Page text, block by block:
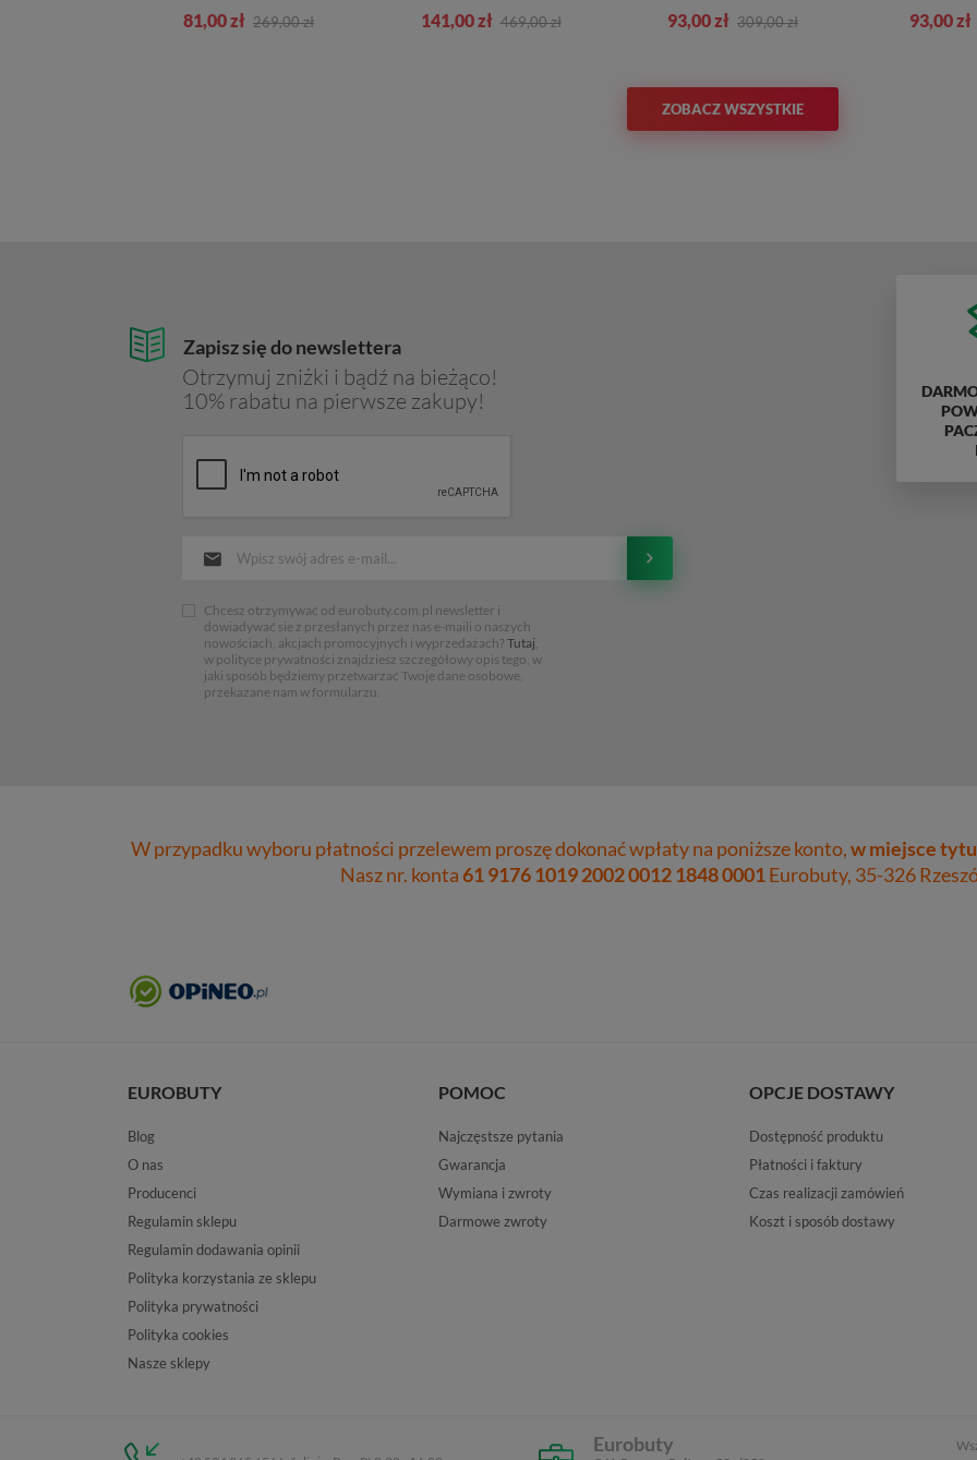
81,00 zł 269,00 zł 141,00 zł 469,00 zł 93,00 zł 309,00 zł 93,00 zł
ZOBACZ WSZYSTKIE
Zapisz się do newslettera
Otrzymuj zniżki i bądź na bieżąco!
10% rabatu na pierwsze zakupy!
Chcesz otrzymywać od eurobuty.com.pl newsletter i
dowiadywać sie z przesłanych przez nas e-maili o naszych
nowościach, akcjach promocyjnych i wyprzedażach? Tutaj,
w polityce prywatności znajdziesz szczegółowy opis tego, w
jaki sposób będziemy przetwarzać Twoje dane osobowe,
przekazane nam w formularzu.
W przypadku wyboru płatności przelewem proszę dokonać wpłaty na poniższe konto,w miejsce
Nasz nr. konta61 9176 1019 2002 0012 1848 0001Eurobuty, 35-326
EUROBUTY
Blog
O nas
Producenci
Regulamin sklepu
Regulamin dodawania opinii
Polityka korzystania ze sklepu
Polityka prywatności
Polityka cookies
Nasze sklepy
POMOC
Najczęstsze pytania
Gwarancja
Wymiana i zwroty
Darmowe zwroty
OPCJE DOSTAWY
Dostępność produktu
Płatności i faktury
Czas realizacji zamówień
Koszt i sposób dostawy
Eurobuty